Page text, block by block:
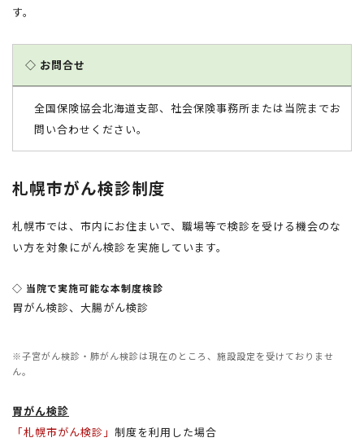
す。
◇ お問合せ
全国保険協会北海道支部、社会保険事務所または当院までお
問い合わせください。
札幌市がん検診制度
札幌市では、市内にお住まいで、職場等で検診を受ける機会のな
い方を対象にがん検診を実施しています。
◇ 当院で実施可能な本制度検診
胃がん検診、大腸がん検診
※子宮がん検診・肺がん検診は現在のところ、施設設定を受けておりませ
ん。
胃がん検診
「札幌市がん検診」 制度を利用した場合